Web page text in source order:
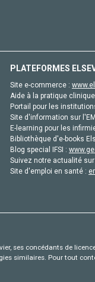
PLATEFORMES
Site e-commerce :
Aide à la pratique
Portail pour les
Site d'information sur
E-learning pour les
Bibliothèque d'e-books
Blog special IFSI :
Suivez notre actualité
Site d'emploi en santé :
ses concédants de
similaires. Pour tout